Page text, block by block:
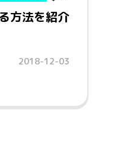
方法を紹介
2018-12-03